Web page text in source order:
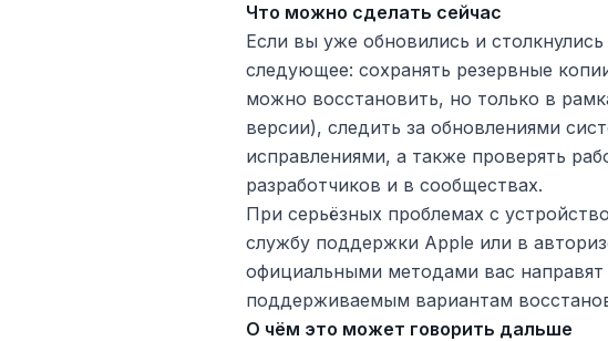
Что можно сделать сейчас
Если вы уже обновились и
следующее: сохранять резервные
можно восстановить, но только в
версии), следить за обновлениями
исправлениями, а также проверять
разработчиков и в сообществах.
При серьёзных проблемах с
службу поддержки Apple или в
официальными методами вас направят
поддерживаемым вариантам
О чём это может говорить дальше